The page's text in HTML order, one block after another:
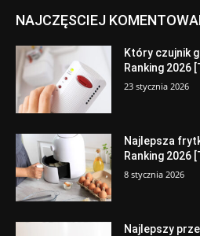
NAJCZĘSCIEJ
Który czujnik
Ranking 2026
23 stycznia 2026
Najlepsza
Ranking 2026
8 stycznia 2026
Najlepszy